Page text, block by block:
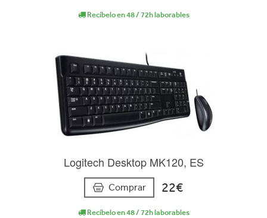
Recíbelo en 48 / 72h laborables
Logitech Desktop MK120, ES
Comprar 22€
Recíbelo en 48 / 72h laborables